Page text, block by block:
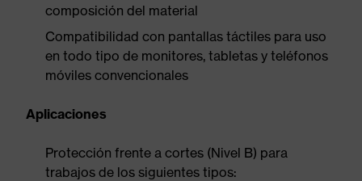
composición del material
Compatibilidad con pantallas táctiles para uso
en todo tipo de monitores, tabletas y teléfonos
móviles convencionales
Aplicaciones
Protección frente a cortes (Nivel B) para
trabajos de los siguientes tipos: